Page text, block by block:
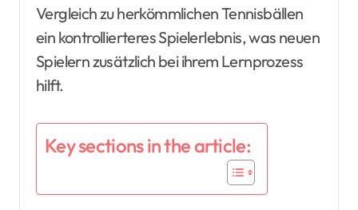
Vergleich zu herkömmlichen Tennisbällen
ein kontrollierteres Spielerlebnis, was neuen
Spielern zusätzlich bei ihrem Lernprozess
hilft.
Key sections in the article: